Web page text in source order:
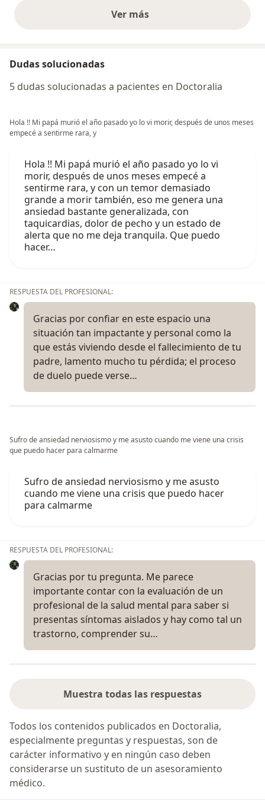
Ver másopiniones anteriores
Dudas solucionadas
5 dudas solucionadas a pacientes en Doctoralia
Hola !! Mi papá murió el año pasado yo lo vi morir, después de unos meses
empecé a sentirme rara, y
Hola !! Mi papá murió el año pasado yo lo vi
morir, después de unos meses empecé a
sentirme rara, y con un temor demasiado
grande a morir también, eso me genera una
ansiedad bastante generalizada, con
taquicardias, dolor de pecho y un estado de
alerta que no me deja tranquila. Que puedo
hacer…
RESPUESTA DEL PROFESIONAL:
Gracias por confiar en este espacio una
situación tan impactante y personal como la
que estás viviendo desde el fallecimiento de tu
padre, lamento mucho tu pérdida; el proceso
de duelo puede verse…
Sufro de ansiedad nerviosismo y me asusto cuando me viene una crisis
que puedo hacer para calmarme
Sufro de ansiedad nerviosismo y me asusto
cuando me viene una crisis que puedo hacer
para calmarme
RESPUESTA DEL PROFESIONAL:
Gracias por tu pregunta. Me parece
importante contar con la evaluación de un
profesional de la salud mental para saber si
presentas síntomas aislados y hay como tal un
trastorno, comprender su…
Muestra todas las respuestas
Todos los contenidos publicados en Doctoralia,
especialmente preguntas y respuestas, son de
carácter informativo y en ningún caso deben
considerarse un sustituto de un asesoramiento
médico.